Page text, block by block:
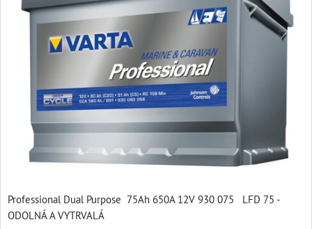
Professional Dual Purpose 75Ah 650A 12V 930 075 LFD 75 -
ODOLNÁ A VYTRVALÁ